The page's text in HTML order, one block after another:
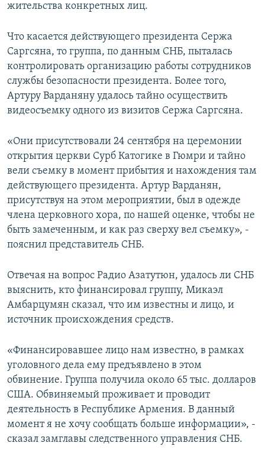
жительства конкретных лиц.
Что касается действующего президента Сержа
Саргсяна, то группа, по данным СНБ, пыталась
контролировать организацию работы сотрудников
службы безопасности президента. Более того,
Артуру Варданяну удалось тайно осуществить
видеосъемку одного из визитов Сержа Саргсяна.
«Они присутствовали 24 сентября на церемонии
открытия церкви Сурб Катогике в Гюмри и тайно
вели съемку в момент прибытия и нахождения там
действующего президента. Артур Варданян,
присутствуя на этом мероприятии, был в одежде
члена церковного хора, по нашей оценке, чтобы не
быть замеченным, и как раз сверху вел съемку», -
пояснил представитель СНБ.
Отвечая на вопрос Радио Азатутюн, удалось ли СНБ
выяснить, кто финансировал группу, Микаэл
Амбарцумян сказал, что им известны и лицо, и
источник происхождения средств.
«Финансировавшее лицо нам известно, в рамках
уголовного дела ему предъявлено в этом
обвинение. Группа получила около 65 тыс. долларов
США. Обвиняемый проживает и проводит
деятельность в Республике Армения. В данный
момент я не хочу сообщать больше информации», -
сказал замглавы следственного управления СНБ.